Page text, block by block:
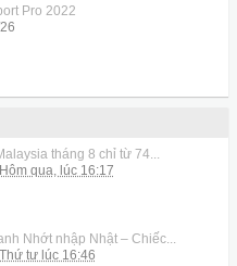
Pro 2022
tháng 8 chỉ từ 74...
Hôm qua, lúc 16:17
Nhớt nhập Nhật – Chiếc...
Thứ tư lúc 16:46